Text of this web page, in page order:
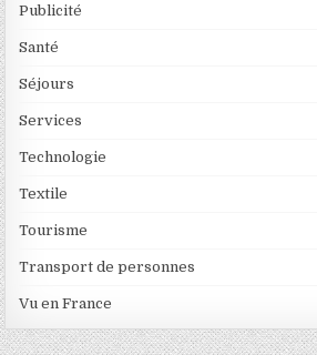
Publicité
Santé
Séjours
Services
Technologie
Textile
Tourisme
Transport de personnes
Vu en France